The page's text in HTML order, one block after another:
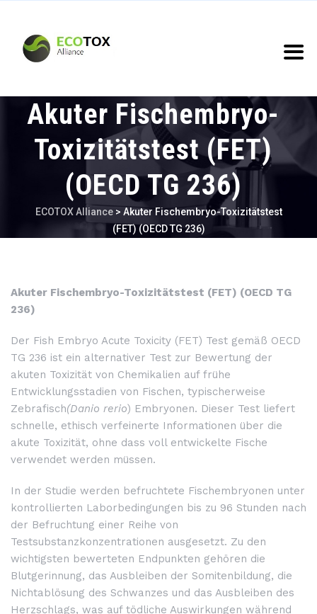
Akuter Fischembryo-
Toxizitätstest (FET)
(OECD TG 236)
ECOTOX Alliance> Akuter Fischembryo-Toxizitätstest
(FET) (OECD TG 236)
Akuter Fischembryo-Toxizitätstest (FET) (OECD TG
236)
Der Fish Embryo Acute Toxicity (FET) Test gemäß OECD
TG 236 ist ein alternativer Test zur Bewertung der
akuten Toxizität von Chemikalien auf frühe
Entwicklungsstadien von Fischen, typischerweise
Zebrafisch(Danio rerio) Embryonen. Dieser Test liefert
schnelle, ethisch verfeinerte Informationen über die
akute Toxizität, ohne dass voll entwickelte Fische
verwendet werden müssen.
In der Studie werden befruchtete Fischembryonen unter
kontrollierten Laborbedingungen bis zu 96 Stunden nach
der Befruchtung einer Reihe von
Testsubstanzkonzentrationen ausgesetzt. Zu den
wichtigsten bewerteten Endpunkten gehören die
Blutgerinnung, das Ausbleiben der Somitenbildung, die
Nichtablösung des Schwanzes und das Ausbleiben des
Herzschlags, was auf tödliche Auswirkungen während